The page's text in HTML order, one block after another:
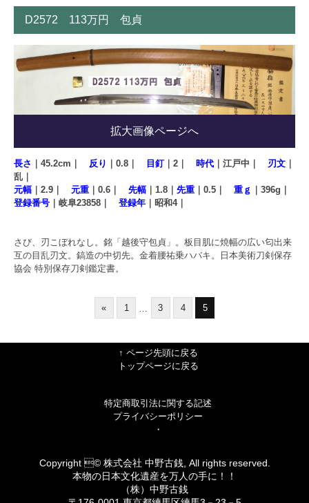
D2572 113万円 包貞
拡大画像ページへ
長さ ｜45.2cm｜ 反り ｜0.8｜ 目釘 ｜2｜ 時代 ｜江戸中｜ 刃文
乱｜
元幅 ｜2.9｜ 元重 ｜0.6｜ 先幅 ｜1.8｜ 先重 ｜0.5｜ 重ｇ
｜396g｜
登録番号 ｜岐阜23858｜ 登録年 ｜昭和4｜
さび、刃こぼれなし。銘「越後守包貞」。板目肌に焼幅の広い匂出来
互の目乱刃文。鎬造の中切先。金着腰祐乗ハバキ。日本美術刀剣保存
協会 特別保存刀剣鑑定書。
« 1 … 3 4 5
↑ ページ先頭に戻る
トップページに戻る
特定商取引法に関する記述
プライバシーポリシー
・
Copyright © 株式会社 中野古銭, All rights reserved.
本物の日本文化遺産を万人の手に！！
（株）中野古銭